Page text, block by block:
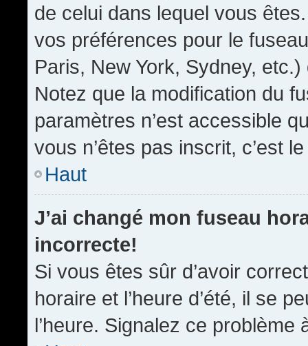
de celui dans lequel vous
vos préférences pour le
Paris, New York, Sydney,
Notez que la modification du
paramètres n’est accessible
vous n’êtes pas inscrit, c’est
Haut
J’ai changé mon fuseau
incorrecte!
Si vous êtes sûr d’avoir
horaire et l’heure d’été, il se
l’heure. Signalez ce problème